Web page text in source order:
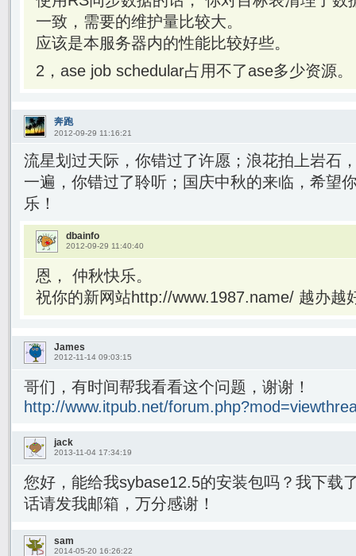
一致，需要的维护量比较大。
应该是本服务器内的性能比较好些。
2，ase job schedular占用不了ase多少资源。
奔跑
2012-09-29 11:16:21
流星划过天际，你错过了许愿；浪花拍上岩石
一遍，你错过了聆听；国庆中秋的来临，希望
乐！
dbainfo
2012-09-29 11:40:40
恩， 仲秋快乐。
祝你的新网站http://www.1987.name/ 越办越
James
2012-11-14 09:03:15
哥们，有时间帮我看看这个问题，谢谢！
http://www.itpub.net/
jack
2013-11-04 17:34:19
您好，能给我sybase12.5的安装包吗？我下载
话请发我邮箱，万分感谢！
sam
2014-05-20 16:26:22